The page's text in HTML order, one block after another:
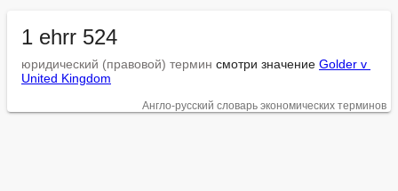
1 ehrr 524
юридический (правовой) термин смотри значение Golder v
United Kingdom
Англо-русский словарь экономических терминов